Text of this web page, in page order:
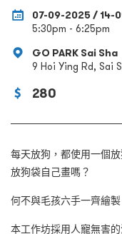
07-09-2025 / 14-
5:30pm - 6:25pm
GO PARK Sai Sha
9 Hoi Ying Rd, Sai
280
每天放狗，都使用一個
放狗袋自己畫嗎？
何不與毛孩六手一齊繪製
本工作坊採用人寵無害